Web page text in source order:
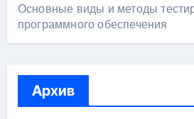
Основные виды и методы
программного обеспечения
Архив